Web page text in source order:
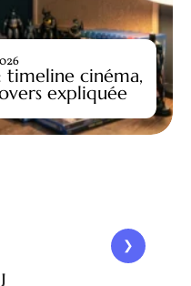
timeline cinéma,
expliquée